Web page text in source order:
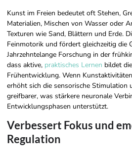
Kunst im Freien bedeutet oft Stehen,
Materialien, Mischen von Wasser oder
Texturen wie Sand, Blättern und Erde.
Feinmotorik und fördert gleichzeitig die
Jahrzehntelange Forschung in der
dass aktive, praktisches Lernen bildet
Frühentwicklung. Wenn
erhöht sich die sensorische Stimulation
greifbarer, was stärkere neuronale
Entwicklungsphasen unterstützt.
Verbessert Fokus und
Regulation